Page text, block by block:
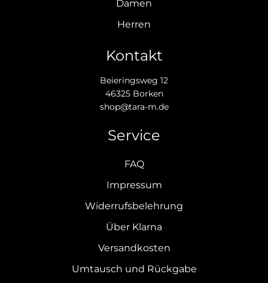
Damen
Herren
Kontakt
Beieringsweg 12
46325 Borken
shop@tara-m.de
Service
FAQ
Impressum
Widerrufsbelehrung
Über Klarna
Versandkosten
Umtausch und Rückgabe